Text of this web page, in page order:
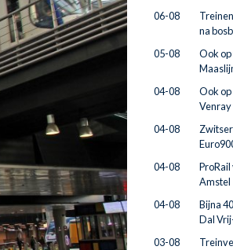
06-08
na
05-08
Ook
04-08
Ook op
04-08
04-08
Amstel
04-08
Bijna
Dal
03-08